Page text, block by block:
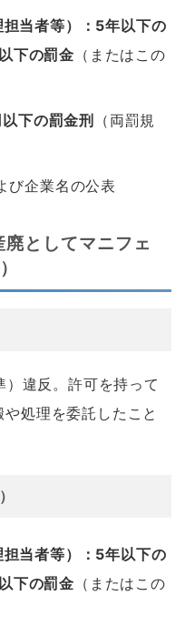
当者等）：5年以下の
下の罰金 （またはこの
下の罰金刑
（両罰規
び企業名の公表
としてマニフェ
違反。許可を持って
処理を委託したこと
当者等）：5年以下の
下の罰金 （またはこの